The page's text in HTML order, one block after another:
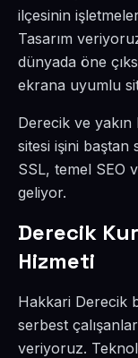
ilçesinin
Tasarım
dünyada öne
ekrana uyumlu
Derecik ve
sitesi işini baştan
SSL, temel SEO
geliyor.
Derecik
Hizmeti
Hakkari Derecik
serbest
veriyoruz.